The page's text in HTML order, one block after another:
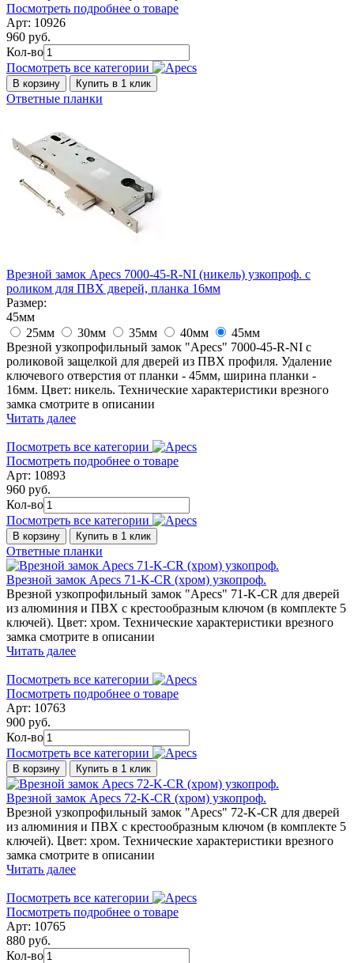
Посмотреть подробнее о товаре
Арт: 10926
960 руб.
Кол-во
Посмотреть все категории
В корзину Купить в 1 клик
Ответные планки
Врезной замок Apecs 7000-45-R-NI (никель) узкопроф. с
роликом для ПВХ дверей, планка 16мм
Размер:
45мм
25мм
30мм 35мм 40мм
45мм
Врезной узкопрофильный замок "Apecs" 7000-45-R-NI с
роликовой защелкой для дверей из ПВХ профиля. Удаление
ключевого отверстия от планки - 45мм, ширина планки -
16мм. Цвет: никель. Технические характеристики врезного
замка смотрите в описании
Читать далее
Посмотреть все категории
Посмотреть подробнее о товаре
Арт: 10893
960 руб.
Кол-во
Посмотреть все категории
В корзину Купить в 1 клик
Ответные планки
Врезной замок Apecs 71-K-CR (хром) узкопроф.
Врезной узкопрофильный замок "Apecs" 71-K-CR для дверей
из алюминия и ПВХ с крестообразным ключом (в комплекте 5
ключей). Цвет: хром. Технические характеристики врезного
замка смотрите в описании
Читать далее
Посмотреть все категории
Посмотреть подробнее о товаре
Арт: 10763
900 руб.
Кол-во
Посмотреть все категории
В корзину Купить в 1 клик
Врезной замок Apecs 72-K-CR (хром) узкопроф.
Врезной узкопрофильный замок "Apecs" 72-K-CR для дверей
из алюминия и ПВХ с крестообразным ключом (в комплекте 5
ключей). Цвет: хром. Технические характеристики врезного
замка смотрите в описании
Читать далее
Посмотреть все категории
Посмотреть подробнее о товаре
Арт: 10765
880 руб.
Кол-во